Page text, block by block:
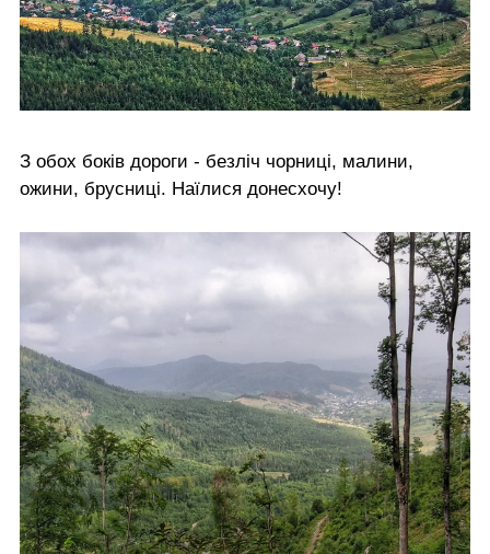
З обох боків дороги - безліч чорниці, малини,
ожини, брусниці. Наїлися донесхочу!